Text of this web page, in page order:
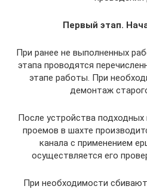
Первый этап.
При ранее не выполненных
этапа проводятся
этапе работы. При
демонтаж
После устройства подходных
проемов в шахте
канала с применением
осуществляется его
При необходимости